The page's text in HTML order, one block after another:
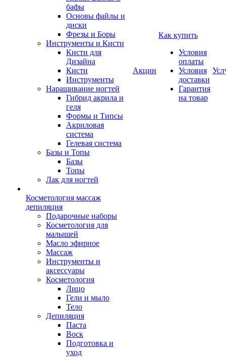
бафы
Основы файлы и
диски
Фрезы и Боры
Инструменты и Кисти
Кисти для
Дизайна
Кисти
Инструменты
Наращивание ногтей
Гибрид акрила и
геля
Формы и Типсы
Акриловая
система
Гелевая система
Базы и Топы
Базы
Топы
Лак для ногтей
Косметология массаж
депиляция
Подарочные наборы
Косметология для
малышей
Масло эфирное
Массаж
Инструменты и
аксессуары
Косметология
Лицо
Гели и мыло
Тело
Депиляция
Паста
Воск
Подготовка и
уход
Акции
Как купить
Условия
оплаты
Условия
доставки
Гарантия
на товар